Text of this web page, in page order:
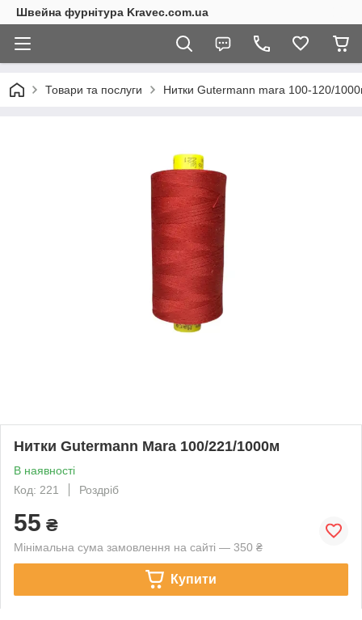
Швейна фурнітура Kravec.com.ua
Товари та послуги Нитки Gutermann mara 100-120/
Нитки Gutermann Mara 100/221/1000м
В наявності
Код: 221
Роздріб
55 ₴
Мінімальна сума замовлення на сайті — 350 ₴
Купити